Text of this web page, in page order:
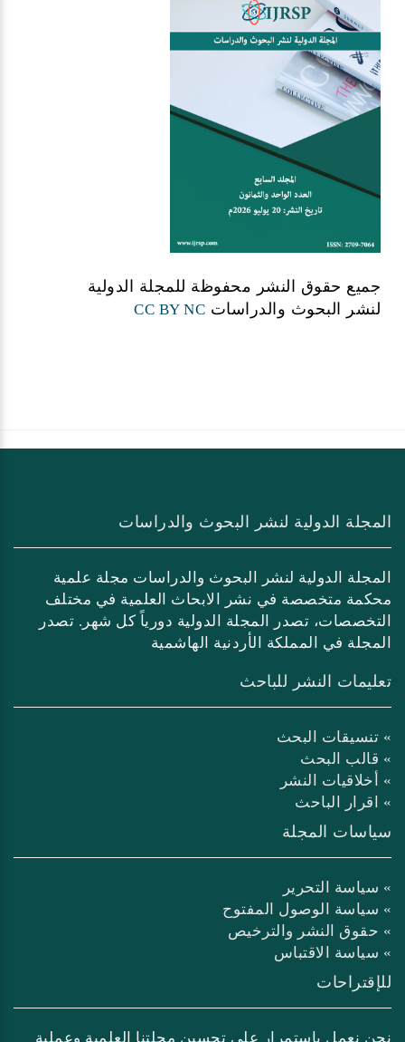
جميع حقوق النشر محفوظة للمجلة الدولية
لنشر البحوث والدراسات CC BY NC
المجلة الدولية لنشر البحوث والدراسات
المجلة الدولية لنشر البحوث والدراسات مجلة علمية
محكمة متخصصة في نشر الابحاث العلمية في مختلف
التخصصات، تصدر المجلة الدولية دورياً كل شهر. تصدر
المجلة في المملكة الأردنية الهاشمية
تعليمات النشر للباحث
» تنسيقات البحث
» قالب البحث
» أخلاقيات النشر
» اقرار الباحث
سياسات المجلة
» سياسة التحرير
» سياسة الوصول المفتوح
» حقوق النشر والترخيص
» سياسة الاقتباس
للإقتراحات
نحن نعمل باستمرار على تحسين مجلتنا العلمية وعملية